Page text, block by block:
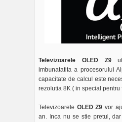
Televizoarele OLED Z9
imbunatatita a procesorului
capacitate de calcul este
rezolutia 8K ( in special
Televizoarele OLED Z9 vor
an. Inca nu se stie pretul,